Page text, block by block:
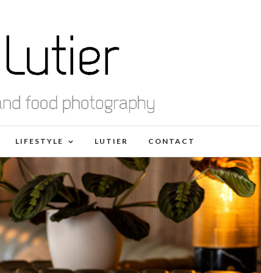
LIFESTYLE LUTIER CONTACT